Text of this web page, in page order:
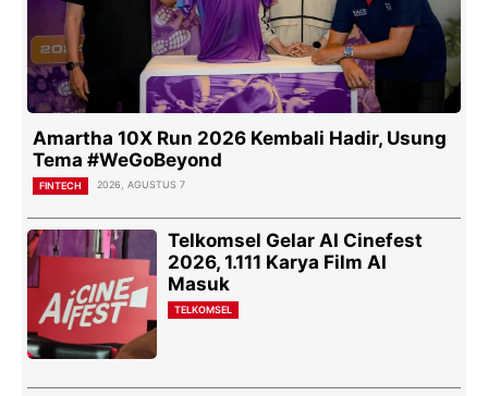
Amartha 10X Run 2026 Kembali Hadir, Usung
Tema #WeGoBeyond
FINTECH 2026, AGUSTUS 7
Telkomsel Gelar AI Cinefest
2026, 1.111 Karya Film AI
Masuk
TELKOMSEL